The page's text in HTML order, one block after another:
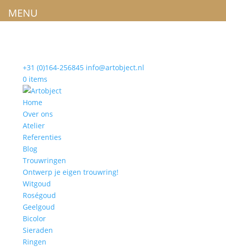
+31 (0)164-256845 info@artobject.nl
0 items
Home
Over ons
Atelier
Referenties
Blog
Trouwringen
Ontwerp je eigen trouwring!
Witgoud
Roségoud
Geelgoud
Bicolor
Sieraden
Ringen
MENU